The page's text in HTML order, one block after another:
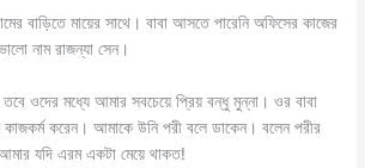
বাড়িতে মায়ের সাথে। বাবা আসতে পারেনি অফিসের কাজের
নাম রাজন্যা সেন।
ওদের মধ্যে আমার সবচেয়ে প্রিয় বন্ধু মুন্না। ওর বাবা
কাজকর্ম করেন। আমাকে উনি পরী বলে ডাকেন। বলেন পরীর
যদি এরম একটা মেয়ে থাকত!